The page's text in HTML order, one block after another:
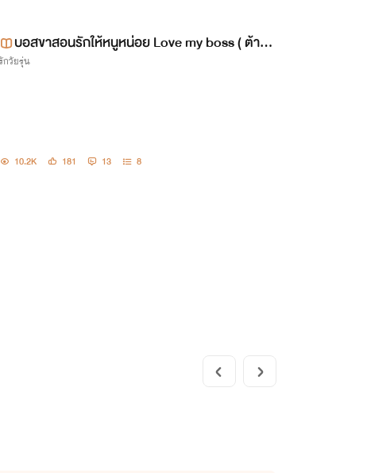
เค้าโครงเรื่องที่เค้าแต่ง
บอสขาสอนรักให้หนูหน่อย Love my boss ( ต้า x
ข้าวฟ่าง )
กวัยรุ่น
10.2K 181 13 8